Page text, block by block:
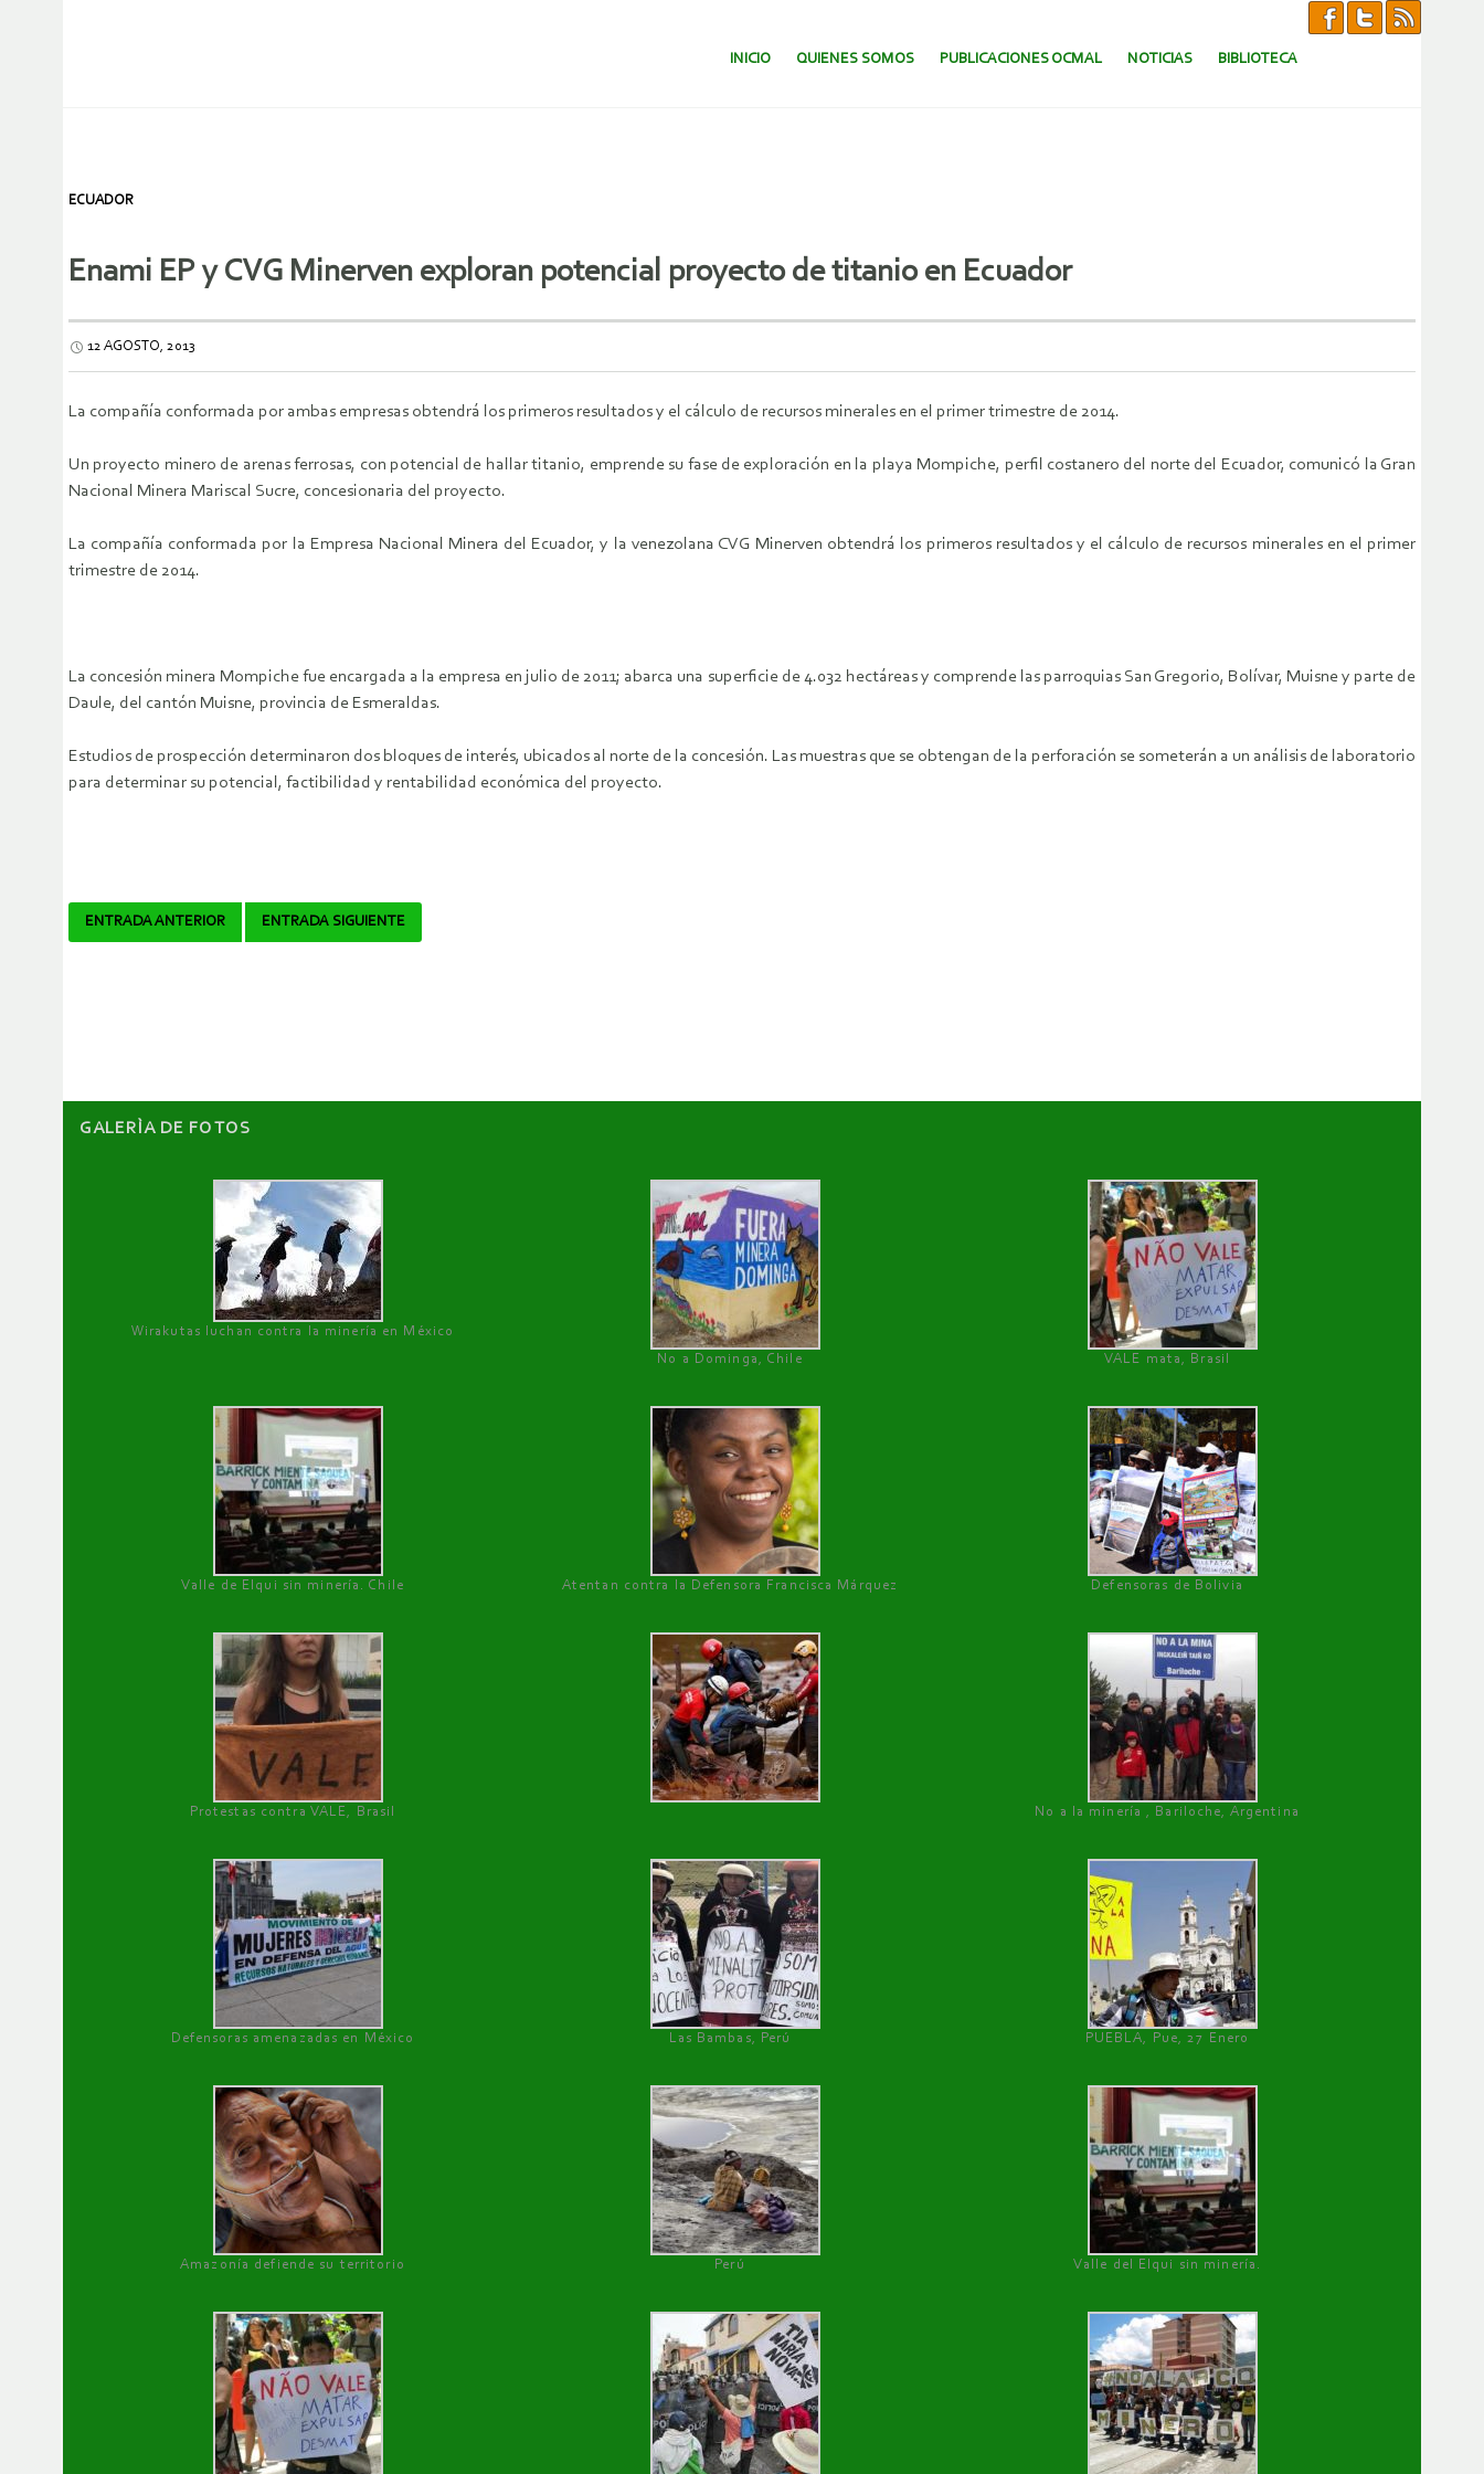
SALTAR AL CONTENIDO.
INICIO QUIENES SOMOS PUBLICACIONES OCMAL NOTICIAS BIBLIOTECA
ECUADOR
Enami EP y CVG Minerven exploran potencial proyecto de titanio en Ecuador
12 AGOSTO, 2013
La compañía conformada por ambas empresas obtendrá los primeros resultados y el cálculo de recursos minerales en el primer trimestre de 2014.
Un proyecto minero de arenas ferrosas, con potencial de hallar titanio, emprende su fase de exploración en la playa Mompiche, perfil costanero del norte del Ecuador, comunicó la Gran
Nacional Minera Mariscal Sucre, concesionaria del proyecto.
La compañía conformada por la Empresa Nacional Minera del Ecuador, y la venezolana CVG Minerven obtendrá los primeros resultados y el cálculo de recursos minerales en el primer
trimestre de 2014.
La concesión minera Mompiche fue encargada a la empresa en julio de 2011; abarca una superficie de 4.032 hectáreas y comprende las parroquias San Gregorio, Bolívar, Muisne y parte de
Daule, del cantón Muisne, provincia de Esmeraldas.
Estudios de prospección determinaron dos bloques de interés, ubicados al norte de la concesión. Las muestras que se obtengan de la perforación se someterán a un análisis de laboratorio
para determinar su potencial, factibilidad y rentabilidad económica del proyecto.
Navegador
ENTRADA ANTERIOR ENTRADA SIGUIENTE
GALERÌA DE FOTOS
Wirakutas luchan contra la minería en México
No a Dominga, Chile
VALE mata, Brasil
Valle de Elqui sin minería. Chile Atentan contra la Defensora Francisca Márquez Defensoras de Bolivia
Protestas contra VALE, Brasil No a la minería , Bariloche, Argentina
Defensoras amenazadas en México Las Bambas, Perú PUEBLA, Pue, 27 Enero
Amazonía defiende su territorio Perú Valle del Elqui sin minería.